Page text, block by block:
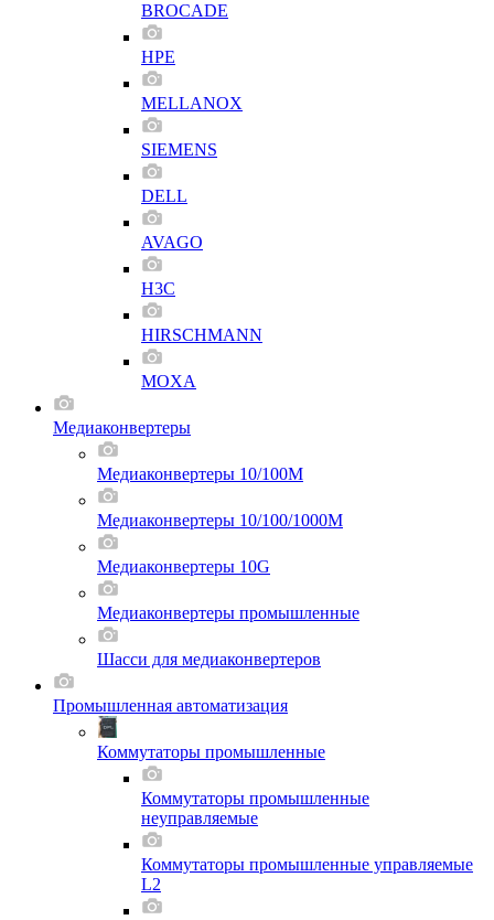
BROCADE
HPE
MELLANOX
SIEMENS
DELL
AVAGO
H3C
HIRSCHMANN
MOXA
Медиаконвертеры
Медиаконвертеры 10/100M
Медиаконвертеры 10/100/1000M
Медиаконвертеры 10G
Медиаконвертеры промышленные
Шасси для мeдиаконвертеров
Промышленная автоматизация
Коммутаторы промышленные
Коммутаторы промышленные
неуправляемые
Коммутаторы промышленные управляемые
L2